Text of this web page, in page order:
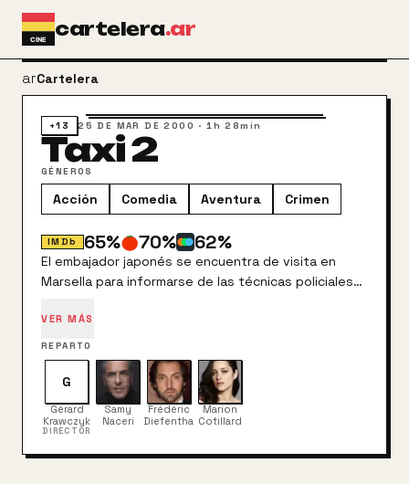
Ir al contenido principal
cartelera.ar
arrow_back
Cartelera
+13 25 DE MAR DE 2000 ·1h 28min
Taxi 2
GÉNEROS
Acción Comedia Aventura Crimen
IMDb 65% 70% 62%
El embajador japonés se encuentra de visita en
Marsella para informarse de las técnicas policiales
la visita es secuestrado por un grupo yakuza junto a
Petra, agente policial compañera de Émilien, el cual
tendrá que recurrir de nuevo a Daniel y a su peculiar
taxi para salvar la situación, restaurar el "honor" del
cuerpo de policía e impedir un conflicto
internacional.
VER MÁS
REPARTO
G
Gérard
Krawczyk
DIRECTOR
Samy
Naceri
Frédéric
Diefenthal
Marion
Cotillard